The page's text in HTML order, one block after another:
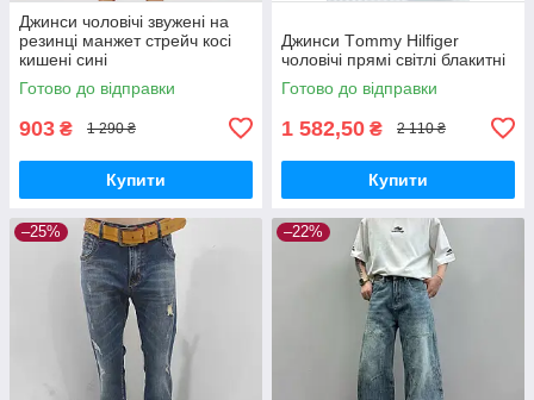
Джинси чоловічі звужені на
резинці манжет стрейч косі
кишені сині
Готово до відправки
903 ₴ 1 290 ₴
Купити
Джинси Тommy Нilfiger
чоловічі прямі світлі блакитні
Готово до відправки
1 582,50 ₴ 2 110 ₴
Купити
–25% –22%